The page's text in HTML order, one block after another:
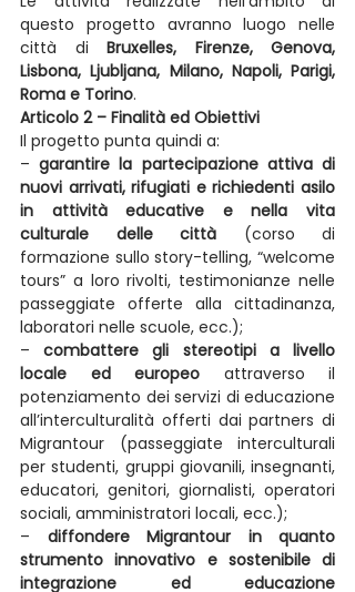
questo progetto avranno luogo nelle
città di Bruxelles, Firenze, Genova,
Lisbona, Ljubljana, Milano, Napoli, Parigi,
Roma e Torino.
Articolo 2 – Finalità ed Obiettivi
Il progetto punta quindi a:
– garantire la partecipazione attiva di
nuovi arrivati, rifugiati e richiedenti asilo
in attività educative e nella vita
culturale delle città (corso di
formazione sullo story-telling, “welcome
tours” a loro rivolti, testimonianze nelle
passeggiate offerte alla cittadinanza,
laboratori nelle scuole, ecc.);
– combattere gli stereotipi a livello
locale ed europeo attraverso il
potenziamento dei servizi di educazione
all’interculturalità offerti dai partners di
Migrantour (passeggiate interculturali
per studenti, gruppi giovanili, insegnanti,
educatori, genitori, giornalisti, operatori
sociali, amministratori locali, ecc.);
– diffondere Migrantour in quanto
strumento innovativo e sostenibile di
integrazione ed educazione